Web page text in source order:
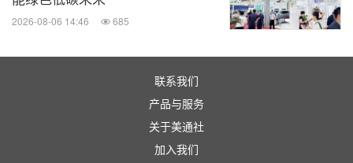
2026-08-06 14:46 685
联系我们
产品与服务
关于美通社
加入我们